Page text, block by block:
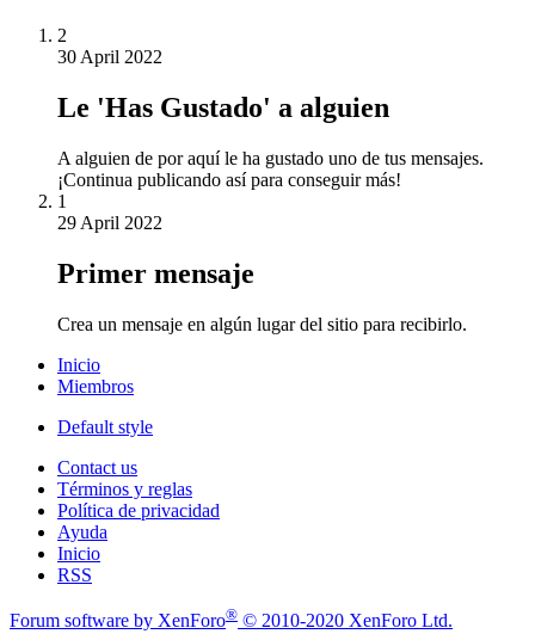
2
30 April 2022
Le 'Has Gustado' a alguien
A alguien de por aquí le ha gustado uno de tus mensajes.
¡Continua publicando así para conseguir más!
1
29 April 2022
Primer mensaje
Crea un mensaje en algún lugar del sitio para recibirlo.
Inicio
Miembros
Default style
Contact us
Términos y reglas
Política de privacidad
Ayuda
Inicio
RSS
Forum software by XenForo® © 2010-2020 XenForo Ltd.